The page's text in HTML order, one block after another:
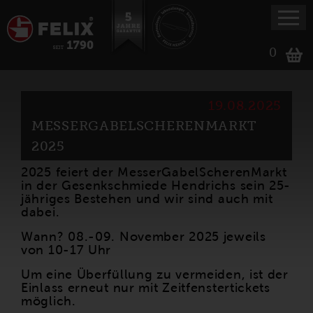
0
19.08.2025
MESSERGABELSCHERENMARKT
2025
2025 feiert der MesserGabelScherenMarkt
in der Gesenkschmiede Hendrichs sein 25-
jähriges Bestehen und wir sind auch mit
dabei.
Wann? 08.-09. November 2025 jeweils
von 10-17 Uhr
Um eine Überfüllung zu vermeiden, ist der
Einlass erneut nur mit Zeitfenstertickets
möglich.